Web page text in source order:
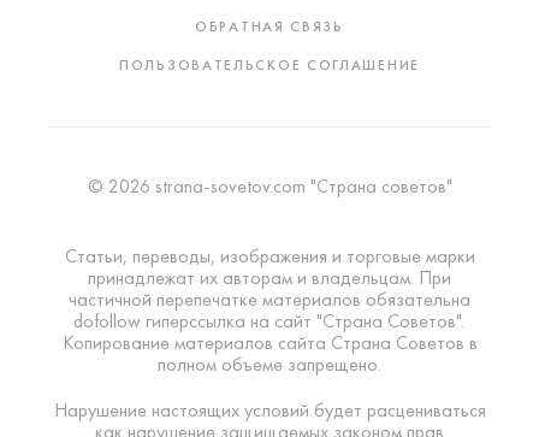
ОБРАТНАЯ СВЯЗЬ
ПОЛЬЗОВАТЕЛЬСКОЕ СОГЛАШЕНИЕ
© 2026 strana-sovetov.com "Страна советов"
Статьи, переводы, изображения и торговые марки
принадлежат их авторам и владельцам. При
частичной перепечатке материалов обязательна
dofollow гиперссылка на сайт "Страна Советов".
Копирование материалов сайта Страна Советов в
полном объеме запрещено.
Нарушение настоящих условий будет расцениваться
как нарушение защищаемых законом прав